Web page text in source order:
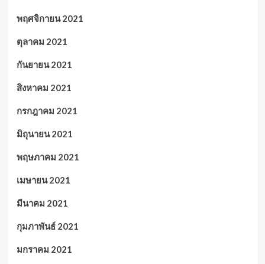
พฤศจิกายน 2021
ตุลาคม 2021
กันยายน 2021
สิงหาคม 2021
กรกฎาคม 2021
มิถุนายน 2021
พฤษภาคม 2021
เมษายน 2021
มีนาคม 2021
กุมภาพันธ์ 2021
มกราคม 2021